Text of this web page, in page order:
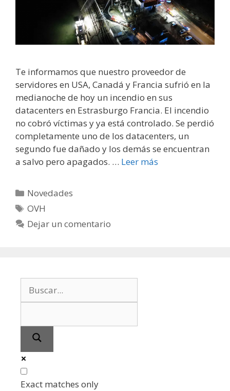
Te informamos que nuestro proveedor de
servidores en USA, Canadá y Francia sufrió en la
medianoche de hoy un incendio en sus
datacenters en Estrasburgo Francia. El incendio
no cobró víctimas y ya está controlado. Se perdió
completamente uno de los datacenters, un
segundo fue dañado y los demás se encuentran
a salvo pero apagados. … Leer más
Categorías
Novedades
Etiquetas
OVH
Dejar un comentario
Exact matches only